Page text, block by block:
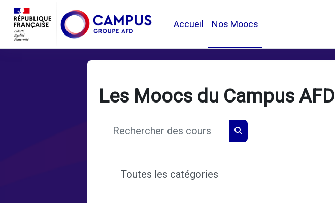
Passer au contenu principal
Accueil
Nos Moocs
Les Moocs du Campus AFD
Rechercher des cours
Rechercher des cours
Catégories de cours